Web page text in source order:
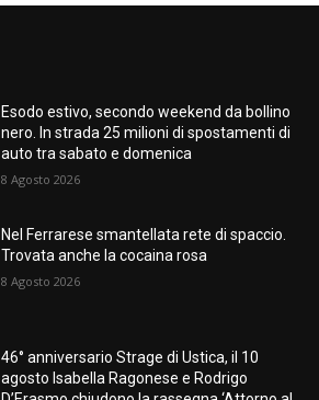
Esodo estivo, secondo weekend da bollino
nero. In strada 25 milioni di spostamenti di
auto tra sabato e domenica
8 Agosto 2026
Nel Ferrarese smantellata rete di spaccio.
Trovata anche la cocaina rosa
8 Agosto 2026
46° anniversario Strage di Ustica, il 10
agosto Isabella Ragonese e Rodrigo